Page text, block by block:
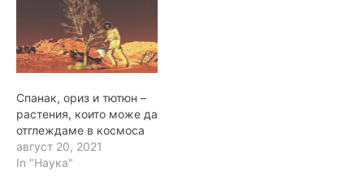
Спанак, ориз и тютюн –
растения, които може да
отглеждаме в космоса
август 20, 2021
In "Наука"